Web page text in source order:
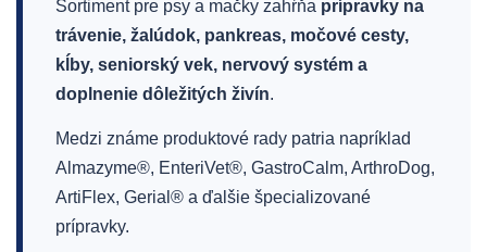
Sortiment pre psy a mačky zahŕňa prípravky na
trávenie, žalúdok, pankreas, močové cesty,
kĺby, seniorský vek, nervový systém a
doplnenie dôležitých živín.
Medzi známe produktové rady patria napríklad
Almazyme®, EnteriVet®, GastroCalm, ArthroDog,
ArtiFlex, Gerial® a ďalšie špecializované
prípravky.